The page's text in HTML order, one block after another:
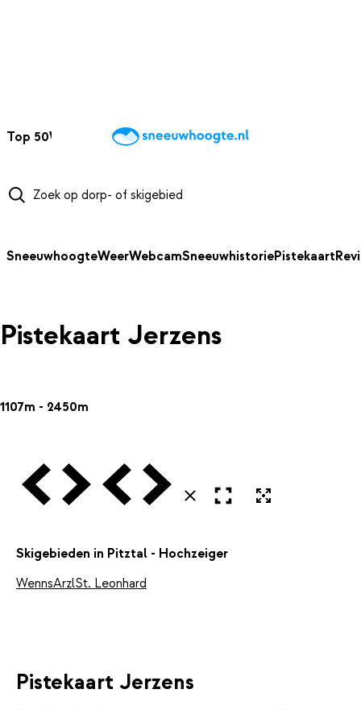
Top 50Webcams WintersportweerKaarten
SneeuwhoogteWeerWebcamSneeuwhistoriePistekaart
Pistekaart Jerzens
1107m - 2450m
Vorige VolgendeVorige Volgende
SluitenOpen in volledig scherm
Skigebieden in Pitztal - Hochzeiger
WennsArzlSt. Leonhard
Pistekaart Jerzens